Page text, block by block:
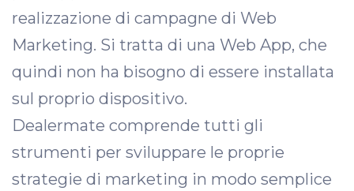
realizzazione di campagne di Web
Marketing. Si tratta di una Web App, che
quindi non ha bisogno di essere installata
sul proprio dispositivo.
Dealermate comprende tutti gli
strumenti per sviluppare le proprie
strategie di marketing in modo semplice